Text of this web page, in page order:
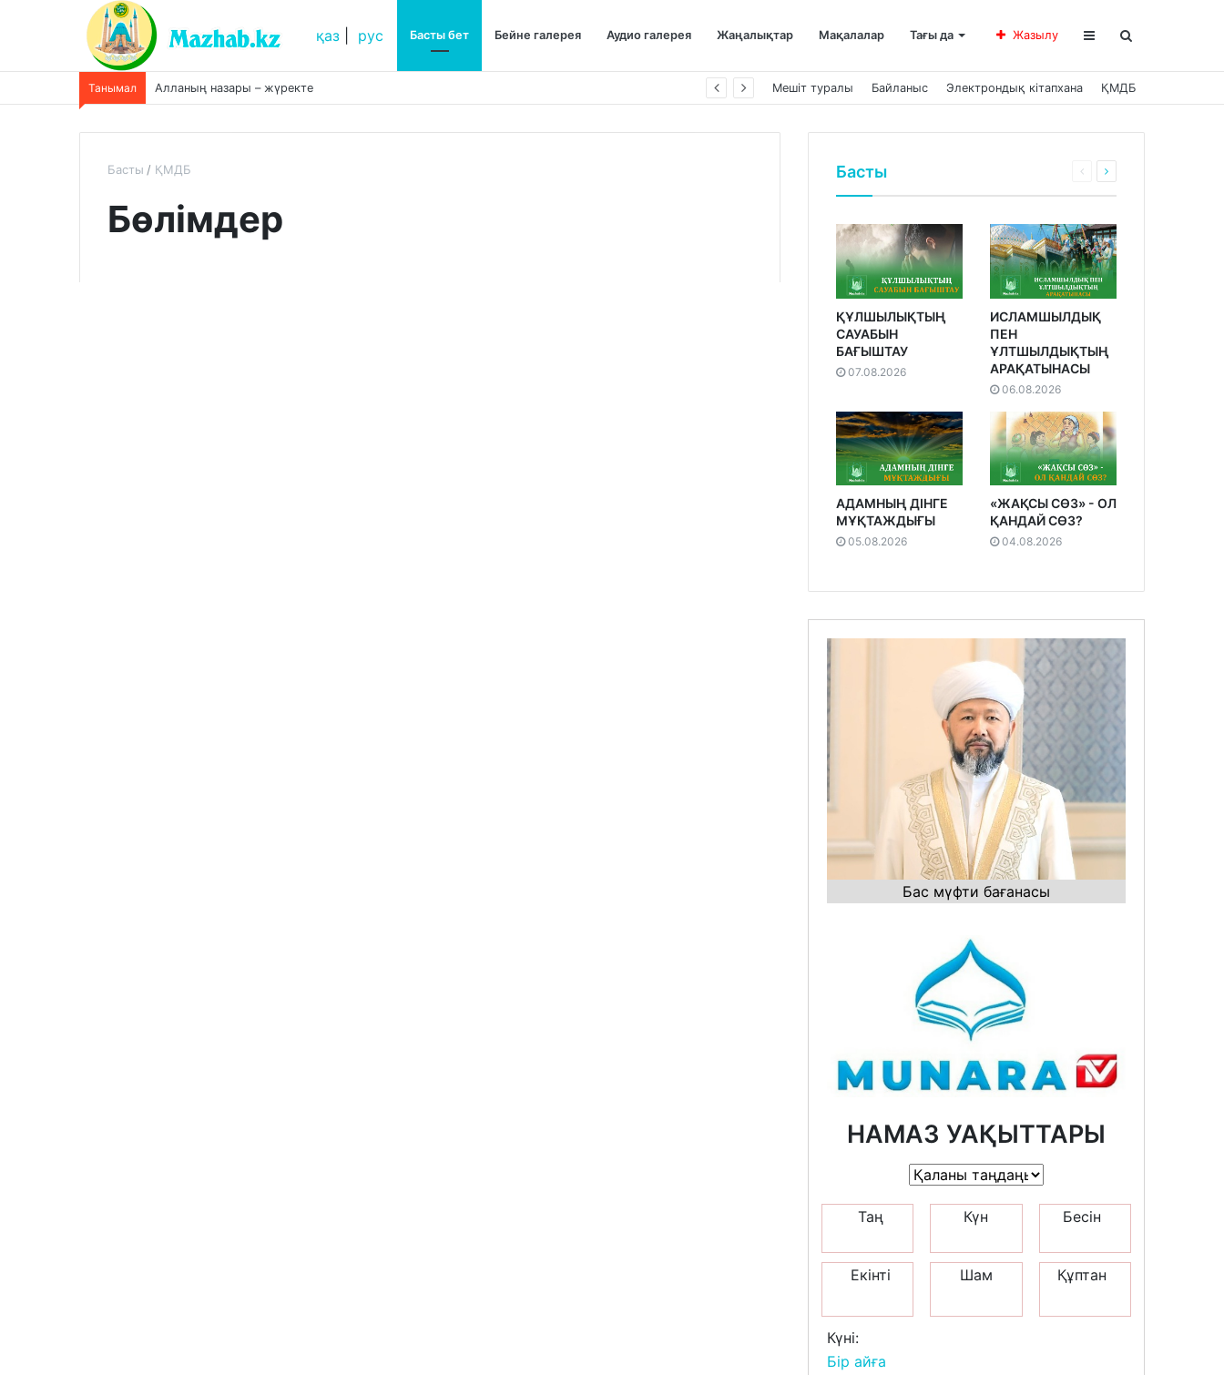
қаз рус Басты бет Бейне галерея Аудио галерея Жаңалықтар Мақалалар Тағы да Жазылу
Танымал Алланың назары – жүректе Мешіт туралы Байланыс Электрондық кітапхана ҚМДБ
Басты ҚМДБ
Бөлімдер
Басты
ҚҰЛШЫЛЫҚТЫҢ
САУАБЫН
БАҒЫШТАУ
07.08.2026
ИСЛАМШЫЛДЫҚ
ПЕН
ҰЛТШЫЛДЫҚТЫҢ
АРАҚАТЫНАСЫ
06.08.2026
АДАМНЫҢ ДІНГЕ
МҰҚТАЖДЫҒЫ
05.08.2026
«ЖАҚСЫ СӨЗ» - ОЛ
ҚАНДАЙ СӨЗ?
04.08.2026
Бас мүфти бағанасы
НАМАЗ УАҚЫТТАРЫ
Таң Күн Бесін
Екінті Шам Құптан
Күні:
Бір айға